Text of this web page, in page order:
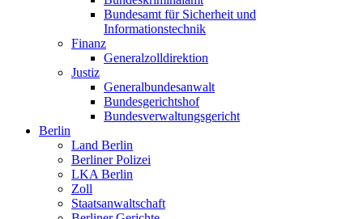
Bundesamt für Sicherheit und
Informationstechnik
Finanz
Generalzolldirektion
Justiz
Generalbundesanwalt
Bundesgerichtshof
Bundesverwaltungsgericht
Berlin
Land Berlin
Berliner Polizei
LKA Berlin
Zoll
Staatsanwaltschaft